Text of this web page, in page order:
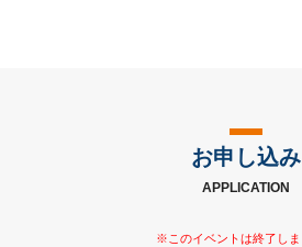
お申し込み
APPLICATION